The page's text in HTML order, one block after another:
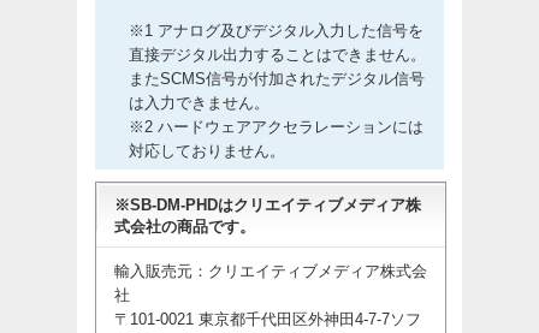
※1 アナログ及びデジタル入力した信号を
直接デジタル出力することはできません。
またSCMS信号が付加されたデジタル信号
は入力できません。
※2 ハードウェアアクセラレーションには
対応しておりません。
※SB-DM-PHDはクリエイティブメディア株
式会社の商品です。
輸入販売元：クリエイティブメディア株式会
社
〒101-0021 東京都千代田区外神田4-7-7ソフ